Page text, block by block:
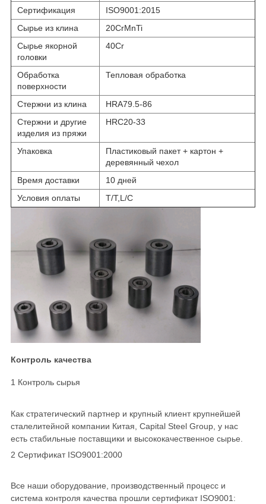
Сертификация
ISO9001:2015
Сырье из клина
20CrMnTi
Сырье якорной
головки
40Cr
Обработка
поверхности
Тепловая обработка
Стержни из клина
HRA79.5-86
Стержни и другие
изделия из пряжи
HRC20-33
Упаковка
Пластиковый пакет + картон +
деревянный чехол
Время доставки
10 дней
Условия оплаты
T/T,L/C
Контроль качества
1 Контроль сырья
Как стратегический партнер и крупный клиент крупнейшей
сталелитейной компании Китая, Capital Steel Group, у нас
есть стабильные поставщики и высококачественное сырье.
2 Сертификат ISO9001:2000
Все наши оборудование, производственный процесс и
система контроля качества прошли сертификат ISO9001: